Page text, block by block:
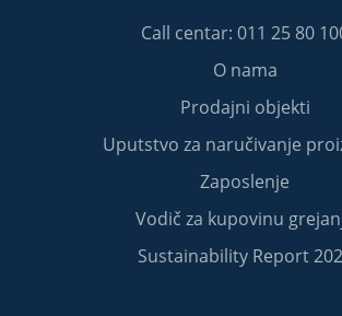
Call centar: 011 25 80
O nama
Prodajni objekti
Uputstvo za naručivanje
Zaposlenje
Vodič za kupovinu
Sustainability Report